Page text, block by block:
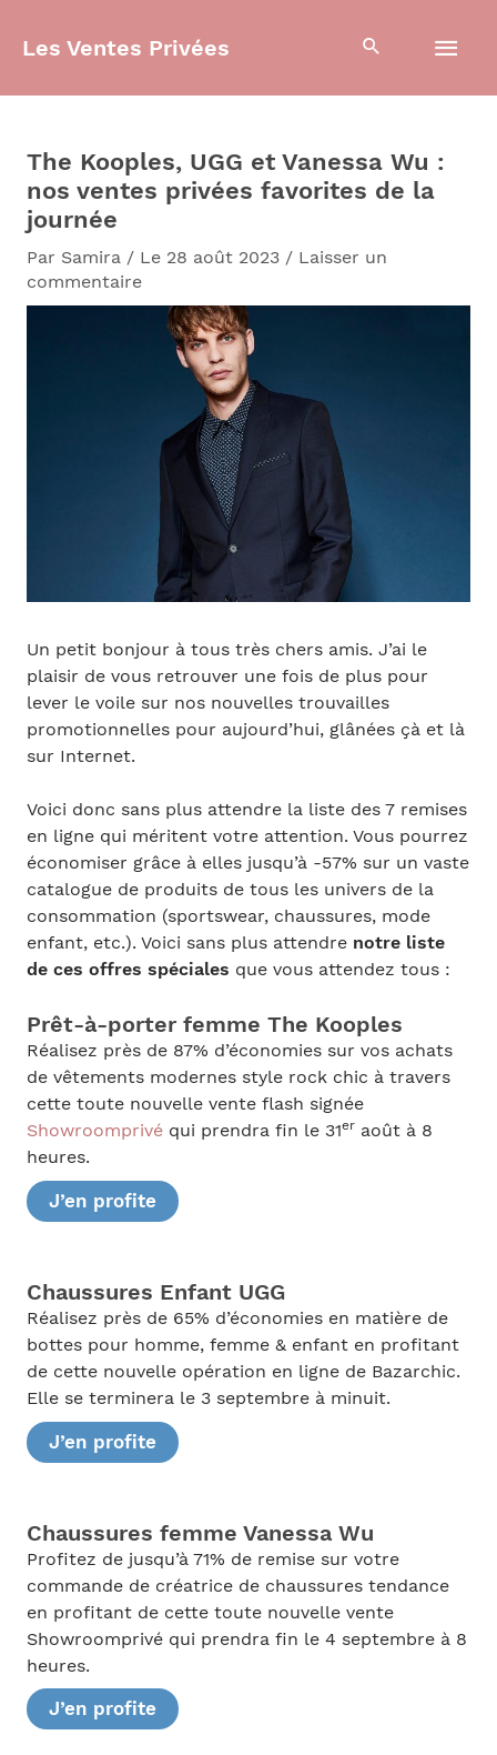
Les Ventes Privées
The Kooples, UGG et Vanessa Wu :
nos ventes privées favorites de la
journée
Par Samira / Le 28 août 2023 / Laisser un
commentaire
Un petit bonjour à tous très chers amis. J’ai le
plaisir de vous retrouver une fois de plus pour
lever le voile sur nos nouvelles trouvailles
promotionnelles pour aujourd’hui, glânées çà et là
sur Internet.
Voici donc sans plus attendre la liste des 7 remises
en ligne qui méritent votre attention. Vous pourrez
économiser grâce à elles jusqu’à -57% sur un vaste
catalogue de produits de tous les univers de la
consommation (sportswear, chaussures, mode
enfant, etc.). Voici sans plus attendre notre liste
de ces offres spéciales que vous attendez tous :
Prêt-à-porter femme The Kooples
Réalisez près de 87% d’économies sur vos achats
de vêtements modernes style rock chic à travers
cette toute nouvelle vente flash signée
Showroomprivéqui prendra fin le 31eraoût à 8
heures.
J’en profite
Chaussures Enfant UGG
Réalisez près de 65% d’économies en matière de
bottes pour homme, femme & enfant en profitant
de cette nouvelle opération en ligne de Bazarchic.
Elle se terminera le 3 septembre à minuit.
J’en profite
Chaussures femme Vanessa Wu
Profitez de jusqu’à 71% de remise sur votre
commande de créatrice de chaussures tendance
en profitant de cette toute nouvelle vente
Showroomprivé qui prendra fin le 4 septembre à 8
heures.
J’en profite